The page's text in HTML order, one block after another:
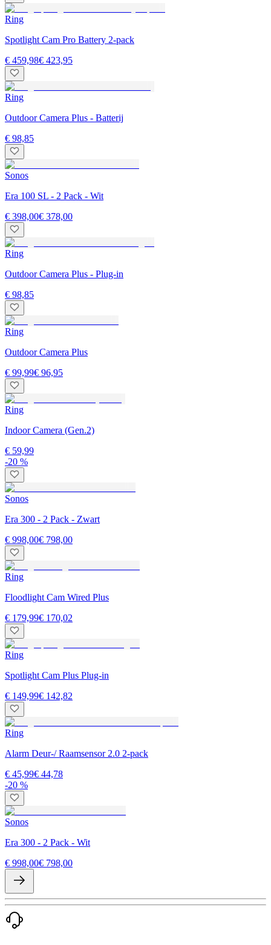
Ring
Spotlight Cam Pro Battery 2-pack
€ 459,98€ 423,95
Ring
Outdoor Camera Plus - Batterij
€ 98,85
Sonos
Era 100 SL - 2 Pack - Wit
€ 398,00€ 378,00
Ring
Outdoor Camera Plus - Plug-in
€ 98,85
Ring
Outdoor Camera Plus
€ 99,99€ 96,95
Ring
Indoor Camera (Gen.2)
€ 59,99
-20 %
Sonos
Era 300 - 2 Pack - Zwart
€ 998,00€ 798,00
Ring
Floodlight Cam Wired Plus
€ 179,99€ 170,02
Ring
Spotlight Cam Plus Plug-in
€ 149,99€ 142,82
Ring
Alarm Deur-/ Raamsensor 2.0 2-pack
€ 45,99€ 44,78
-20 %
Sonos
Era 300 - 2 Pack - Wit
€ 998,00€ 798,00